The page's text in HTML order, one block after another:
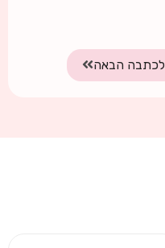
לכתבה הבאה